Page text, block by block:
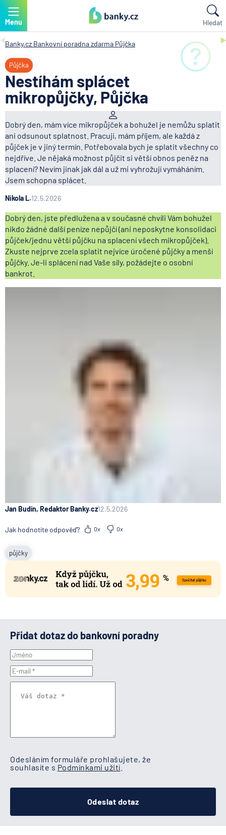
Menu Hledat
Banky.cz Bankovní poradna zdarma Půjčka
Půjčka
Nestíhám splácet
mikropůjčky, Půjčka
Dobrý den, mám více mikropůjček a bohužel je nemůžu splatit
ani odsunout splatnost. Pracuji, mám příjem, ale každá z
půjček je v jiný termín. Potřebovala bych je splatit všechny co
nejdříve. Je nějaká možnost půjčit si větší obnos peněz na
splacení? Nevím jinak jak dál a už mi vyhrožují vymáháním.
Jsem schopna splácet.
Nikola L.12.5.2026
Dobrý den, jste předlužena a v současné chvíli Vám bohužel
nikdo žádné další peníze nepůjčí (ani neposkytne konsolidaci
půjček/jednu větší půjčku na splacení všech mikropůjček).
Zkuste nejprve zcela splatit nejvíce úročené půjčky a menší
půjčky. Je-li splácení nad Vaše síly, požádejte o osobní
bankrot.
Jan Budín, Redaktor Banky.cz12.5.2026
Jak hodnotíte odpověď? 0x 0x
půjčky
Přidat dotaz do bankovní poradny
Odesláním formuláře prohlašujete, že
souhlasíte s Podmínkami užití
Odeslat dotaz